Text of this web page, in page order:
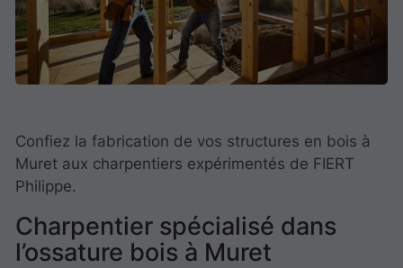
Confiez la fabrication de vos structures en bois à
Muret aux charpentiers expérimentés de FIERT
Philippe.
Charpentier spécialisé dans
l’ossature bois à Muret